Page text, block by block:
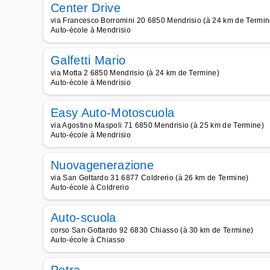
Center Drive
via Francesco Borromini 20 6850 Mendrisio (à 24 km de
Auto-école à Mendrisio
Galfetti Mario
via Motta 2 6850 Mendrisio (à 24 km de Termine)
Auto-école à Mendrisio
Easy Auto-Motoscuola
via Agostino Maspoli 71 6850 Mendrisio (à 25 km de Termine)
Auto-école à Mendrisio
Nuovagenerazione
via San Gottardo 31 6877 Coldrerio (à 26 km de Termine)
Auto-école à Coldrerio
Auto-scuola
corso San Gottardo 92 6830 Chiasso (à 30 km de Termine)
Auto-école à Chiasso